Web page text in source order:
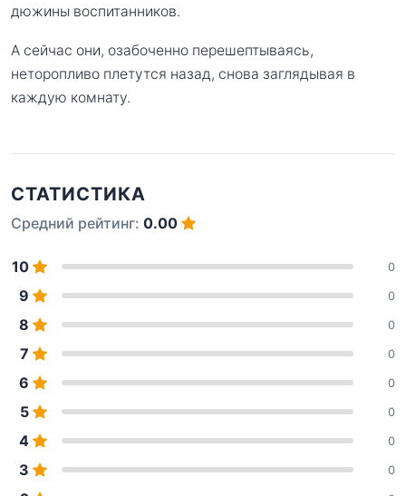
дюжины воспитанников.
А сейчас они, озабоченно перешептываясь,
неторопливо плетутся назад, снова заглядывая в
каждую комнату.
СТАТИСТИКА
Средний рейтинг: 0.00
10 0
9 0
8 0
7 0
6 0
5 0
4 0
3 0